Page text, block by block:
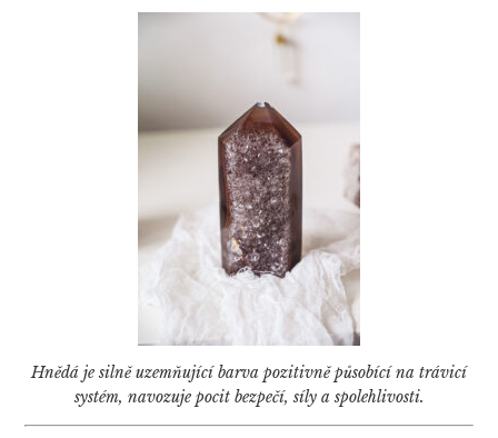
Hnědá je silně uzemňující barva pozitivně působící na trávicí
systém, navozuje pocit bezpečí, síly a spolehlivosti.